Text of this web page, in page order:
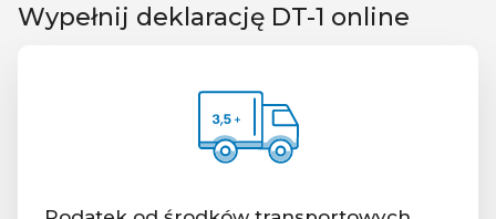
Wypełnij deklarację DT-1 online